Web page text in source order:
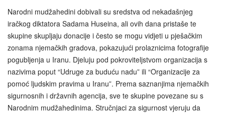
Narodni mudžahedini dobivali su sredstva od nekadašnjeg
iračkog diktatora Sadama Huseina, ali ovih dana pristaše te
skupine skupljaju donacije i često se mogu vidjeti u pješačkim
zonama njemačkih gradova, pokazujući prolaznicima fotografije
pogubljenja u Iranu. Djeluju pod pokroviteljstvom organizacija s
nazivima poput “Udruge za buduću nadu” ili “Organizacije za
pomoć ljudskim pravima u Iranu”. Prema saznanjima njemačkih
sigurnosnih i državnih agencija, sve te skupine povezane su s
Narodnim mudžahedinima. Stručnjaci za sigurnost vjeruju da